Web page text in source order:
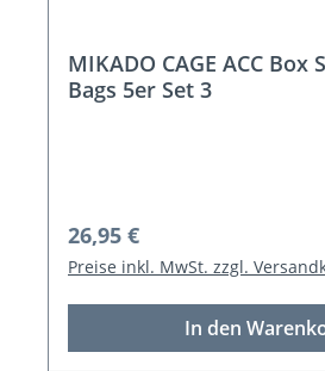
MIKADO CAGE ACC Box
Bags 5er Set 3
Regulärer Preis:
26,95 €
Preise inkl. MwSt. zzgl.
In den